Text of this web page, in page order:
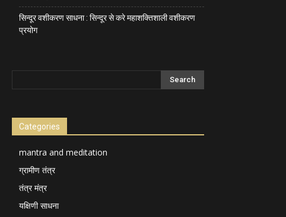
सिन्दूर वशीकरण साधना : सिन्दूर से करे महाशक्तिशाली वशीकरण
प्रयोग
Categories
mantra and meditation
ग्रामीण तंत्र
तंत्र मंत्र
यक्षिणी साधना